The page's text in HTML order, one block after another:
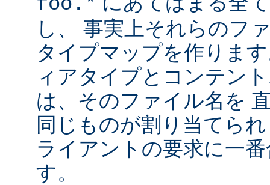
し、 事実上それらのフ
タイプマップを作りま
ィアタイプとコンテン
は、そのファイル名を
同じものが割り当てら
ライアントの要求に一
す。